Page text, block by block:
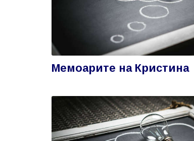
Мемоарите на Кристина